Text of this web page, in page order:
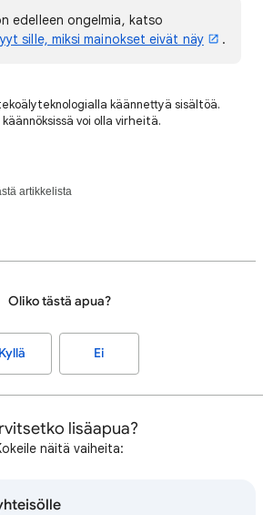
edelleen ongelmia, katso
sille, miksi mainokset eivät näy
.
käännettyä sisältöä.
voi olla virheitä.
artikkelista
Oliko tästä apua?
Kyllä Ei
lisäapua?
näitä vaiheita: